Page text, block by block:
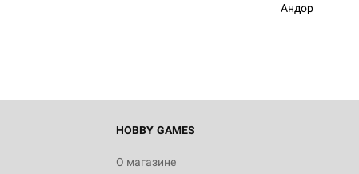
Андор
HOBBY GAMES
О магазине